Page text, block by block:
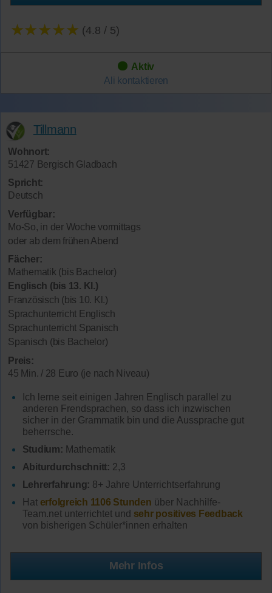
★★★★★ (4.8 / 5)
Aktiv
Ali kontaktieren
Tillmann
Wohnort:
51427 Bergisch Gladbach
Spricht:
Deutsch
Verfügbar:
Mo-So, in der Woche vormittags
oder ab dem frühen Abend
Fächer:
Mathematik (bis Bachelor)
Englisch (bis 13. Kl.)
Französisch (bis 10. Kl.)
Sprachunterricht Englisch
Sprachunterricht Spanisch
Spanisch (bis Bachelor)
Preis:
45 Min. / 28 Euro (je nach Niveau)
Ich lerne seit einigen Jahren Englisch parallel zu
anderen Frendsprachen, so dass ich inzwischen
sicher in der Grammatik bin und die Aussprache gut
beherrsche.
Studium: Mathematik
Abiturdurchschnitt: 2,3
Lehrerfahrung: 8+ Jahre Unterrichtserfahrung
Hat erfolgreich 1106 Stunden über Nachhilfe-
Team.net unterrichtet und sehr positives Feedback
von bisherigen Schüler*innen erhalten
Mehr Infos